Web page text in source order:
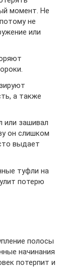
момент. Не
не
или
а также
или зашивал
он слишком
выдает
туфли на
потерю
полосы
начинания
потерпит и